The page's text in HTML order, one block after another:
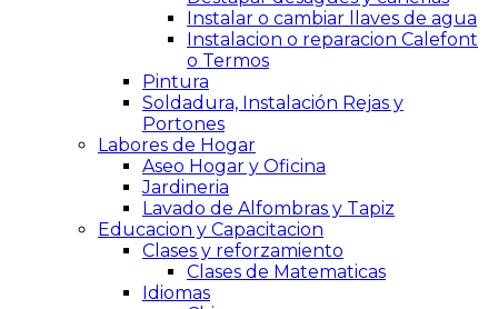
Instalar o cambiar llaves de agua
Instalacion o reparacion Calefont
o Termos
Pintura
Soldadura, Instalación Rejas y
Portones
Labores de Hogar
Aseo Hogar y Oficina
Jardineria
Lavado de Alfombras y Tapiz
Educacion y Capacitacion
Clases y reforzamiento
Clases de Matematicas
Idiomas